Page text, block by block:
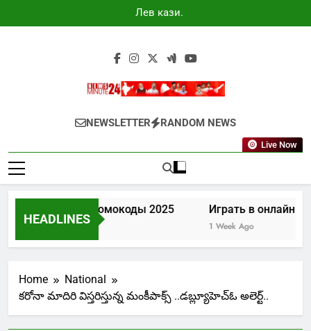
to
Лев казино
промокоды
Newsminute24
Get All Updated Telugu News
NEWSLETTER RANDOM NEWS
Live Now
HEADLINES
Лев казино промокоды 2025
4 Days Ago
Играть в онлайн
1 Week Ago
Home
National
కరోనా మాదిరి విస్తరిస్తున్న మంకీపాక్స్ ..డబ్ల్యూహెచ్ఓ అలెర్ట్..